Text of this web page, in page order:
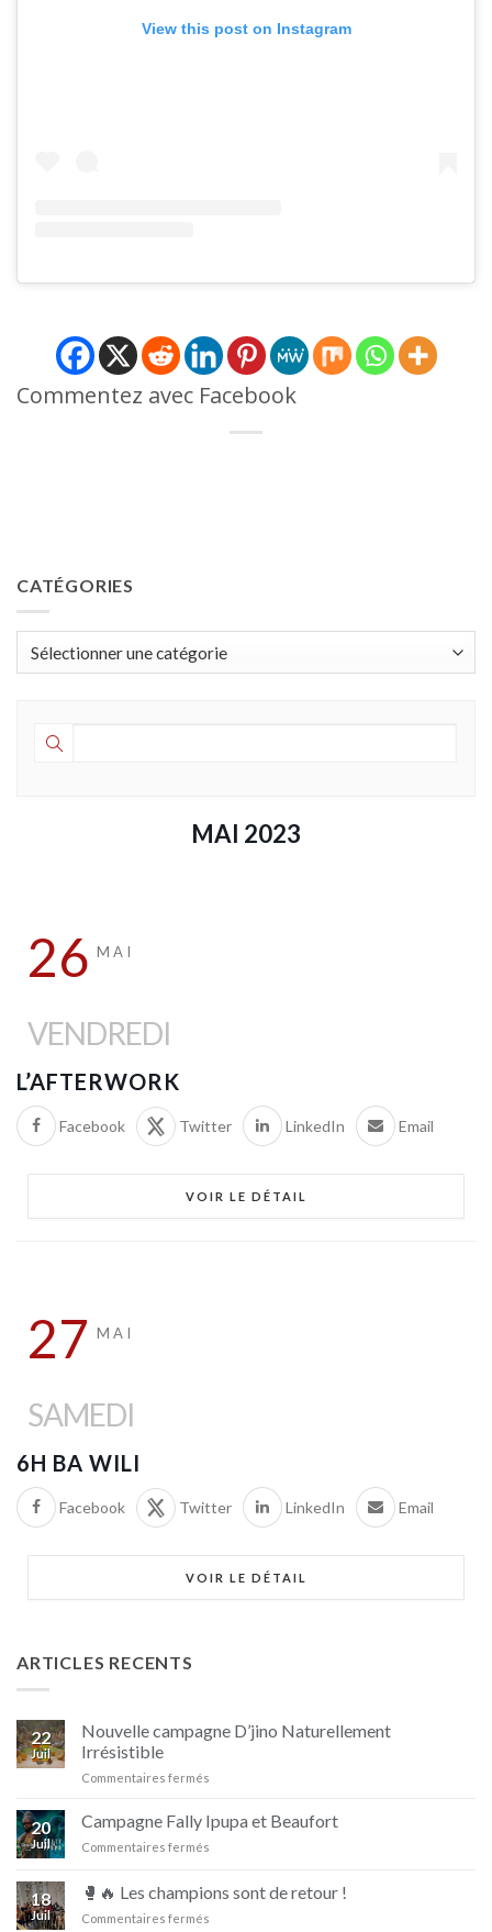
View this post on Instagram
Commentez avec Facebook
CATÉGORIES
MAI 2023
26 MAI
VENDREDI
L’AFTERWORK
Facebook Twitter LinkedIn Email
VOIR LE DÉTAIL
27 MAI
SAMEDI
6H BA WILI
Facebook Twitter LinkedIn Email
VOIR LE DÉTAIL
ARTICLES RECENTS
22
Juil
Nouvelle campagne D’jino Naturellement
Irrésistible
Commentaires fermés
campagne
D’jino
20
Juil
Campagne Fally Ipupa et Beaufort
Commentaires fermés
Ipupa
18
Juil
🥊🔥 Les champions sont de retour !
Commentaires fermés